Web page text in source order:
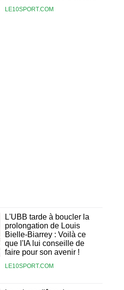
LE10SPORT.COM
L'UBB tarde à boucler la
prolongation de Louis
Bielle-Biarrey : Voilà ce
que l'IA lui conseille de
faire pour son avenir !
LE10SPORT.COM